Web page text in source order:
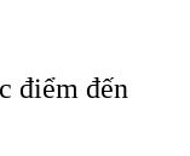
điểm đến